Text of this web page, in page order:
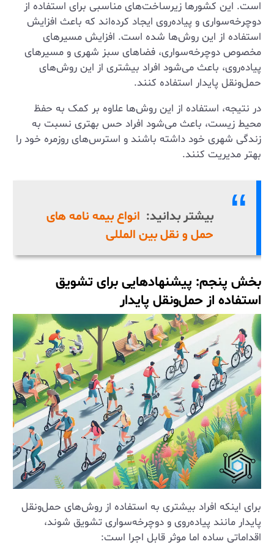
است. این کشورها زیرساخت‌های مناسبی برای استفاده از
دوچرخه‌سواری و پیاده‌روی ایجاد کرده‌اند که باعث افزایش
استفاده از این روش‌ها شده است. افزایش مسیرهای
مخصوص دوچرخه‌سواری، فضاهای سبز شهری و مسیرهای
پیاده‌روی، باعث می‌شود افراد بیشتری از این روش‌های
حمل‌ونقل پایدار استفاده کنند.
در نتیجه، استفاده از این روش‌ها علاوه بر کمک به حفظ
محیط زیست، باعث می‌شود افراد حس بهتری نسبت به
زندگی شهری خود داشته باشند و استرس‌های روزمره خود را
بهتر مدیریت کنند.
بیشتر بدانید: انواع بیمه ‌نامه های
حمل و نقل بین المللی
بخش پنجم: پیشنهادهایی برای تشویق
استفاده از حمل‌ونقل پایدار
برای اینکه افراد بیشتری به استفاده از روش‌های حمل‌ونقل
پایدار مانند پیاده‌روی و دوچرخه‌سواری تشویق شوند،
اقداماتی ساده اما موثر قابل اجرا است: